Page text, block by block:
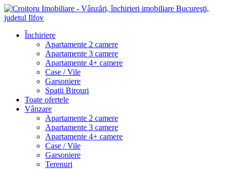
Închiriere
Apartamente 2 camere
Apartamente 3 camere
Apartamente 4+ camere
Case / Vile
Garsoniere
Spaţii Birouri
Toate ofertele
Vânzare
Apartamente 2 camere
Apartamente 3 camere
Apartamente 4+ camere
Case / Vile
Garsoniere
Terenuri